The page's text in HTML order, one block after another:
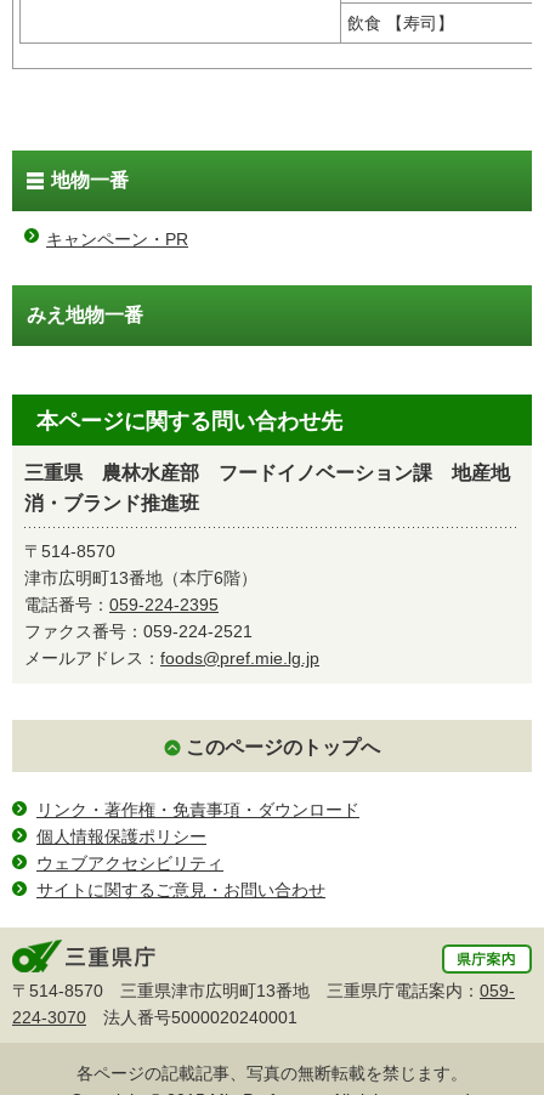
飲食 【寿司】
地物一番
キャンペーン・PR
みえ地物一番
本ページに関する問い合わせ先
三重県 農林水産部 フードイノベーション課 地産地
消・ブランド推進班
〒514-8570
津市広明町13番地（本庁6階）
電話番号： 059-224-2395
ファクス番号：059-224-2521
メールアドレス： foods@pref.mie.lg.jp
このページのトップへ
リンク・著作権・免責事項・ダウンロード
個人情報保護ポリシー
ウェブアクセシビリティ
サイトに関するご意見・お問い合わせ
〒514-8570 三重県津市広明町13番地 三重県庁電話案内： 059-
224-3070 法人番号5000020240001
各ページの記載記事、写真の無断転載を禁じます。